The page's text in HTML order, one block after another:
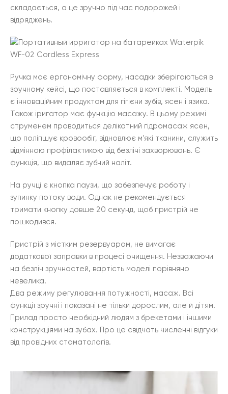
складається, а це зручно під час подорожей і
відряджень.
Ручка має ергономічну форму, насадки зберігаються в
зручному кейсі, що поставляється в комплекті. Модель
є інноваційним продуктом для гігієни зубів, ясен і язика.
Також іригатор має функцію масажу. В цьому режимі
струменем проводиться делікатний гідромасаж ясен,
що поліпшує кровообіг, відновлює м'які тканини, служить
відмінною профілактикою від безлічі захворювань. Є
функція, що видаляє зубний наліт.
На ручці є кнопка паузи, що забезпечує роботу і
зупинку потоку води. Однак не рекомендується
тримати кнопку довше 20 секунд, щоб пристрій не
пошкодився.
Пристрій з містким резервуаром, не вимагає
додаткової заправки в процесі очищення. Незважаючи
на безліч зручностей, вартість моделі порівняно
невелика.
Два режиму регулювання потужності, масаж. Всі
функції зручні і показані не тільки дорослим, але й дітям.
Прилад просто необхідний людям з брекетами і іншими
конструкціями на зубах. Про це свідчать численні відгуки
від провідних стоматологів.